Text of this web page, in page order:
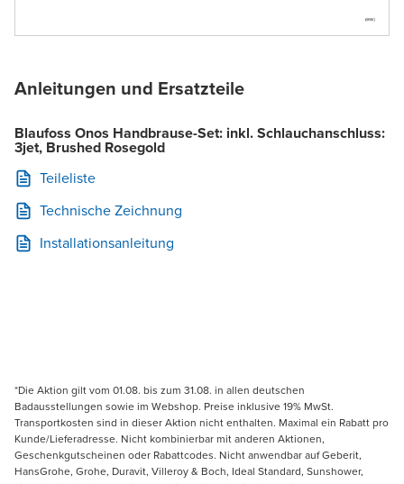
Anleitungen und Ersatzteile
Blaufoss Onos Handbrause-Set: inkl. Schlauchanschluss:
3jet, Brushed Rosegold
Teileliste
Technische Zeichnung
Installationsanleitung
*Die Aktion gilt vom 01.08. bis zum 31.08. in allen deutschen
Badausstellungen sowie im Webshop. Preise inklusive 19% MwSt.
Transportkosten sind in dieser Aktion nicht enthalten. Maximal ein Rabatt pro
Kunde/Lieferadresse. Nicht kombinierbar mit anderen Aktionen,
Geschenkgutscheinen oder Rabattcodes. Nicht anwendbar auf Geberit,
HansGrohe, Grohe, Duravit, Villeroy & Boch, Ideal Standard, Sunshower,